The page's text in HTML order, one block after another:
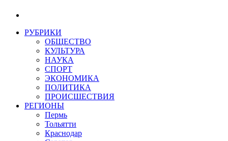
РУБРИКИ
ОБЩЕСТВО
КУЛЬТУРА
НАУКА
СПОРТ
ЭКОНОМИКА
ПОЛИТИКА
ПРОИСШЕСТВИЯ
РЕГИОНЫ
Пермь
Тольятти
Краснодар